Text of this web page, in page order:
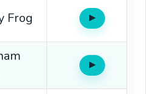
Frog ▶Oír
▶Oír